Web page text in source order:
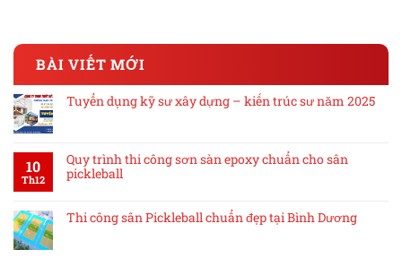
BÀI VIẾT MỚI
Tuyển dụng kỹ sư xây dựng – kiến trúc sư năm 2025
10
Th12
Quy trình thi công sơn sàn epoxy chuẩn cho sân
pickleball
Thi công sân Pickleball chuẩn đẹp tại Bình Dương